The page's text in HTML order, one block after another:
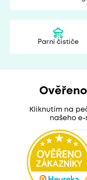
Parní čističe
Kliknutím na
našeho